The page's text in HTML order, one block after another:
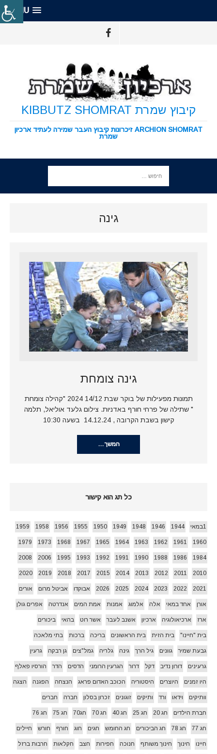
MENU
קיבוץ שמרת KIBBUTZ SHOMRAT
ARCHION SHOMRAT זיכרונות קיבוץ העבר שמירה לעתיד ארכיון
שמרת
גינה
גינה צומחת
תמונות מפעילות של בוקר שבת 14/12 2024 "קהילה צומחת
" שתילה של פרחי חורף באדניות. צילום גלעד אוליאל, תלמה
קישון בשבת הקרובה , 14.12.24 בשעה 10:30
המשך…
כל תג הוא קישור
1במאי 1944
1946
1948
1949
1950
1955
1956
1958
1959
1960
1961
1962
1963
1964
1965
1967
1968
1973
1979
1984
1986
1988
1990
1991
1992
1993
1995
2006
2008
2010
2011
2012
2013
2014
2015
2017
2018
2019
2020
2021
2022
2023
2024
2025
2026 אבוקדו אביטל מרום אורים
אורן אחד במאי אלה אלמוג אמנות אמת המים אנדרטה אפרים גולן
ארז ארכיאולוגיה ארכיון אשנב לעבר אשר רוט בהאי ביכורים
בית "חיינו" בית הזית בית הראשונים בריכה ברכות בתי מלאכה
גבעת שמיר גוונים גיל הרך גינה גלריה גמל"צים גן רבקה גרעין
גרעינים דורון נדיב דקל דרור הגרעין הרומני הדסים הדר הורסיו פאלף
היו זמנים היוצרים היסטוריה הכוכב האדום פראג הנצחה הפגנה הצגה
וותיקים וידאו ורד ותיקים זוגונים זכרון בסלון חברה חברים
חברת הילדים חג 20 חג 25 חג 40 חג 70 חג70 חג 75 חג 76
חג 77 חג 78 חג הביכורים חג החומש חגים חוג חורף חורש חיילים
חיינו חינוך חינוך משותף חנוכה חפירות חצב חקלאות חרבות ברזל